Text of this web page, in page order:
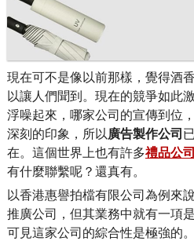
現在可不是像以前那樣，覺得酒
以讓人們聞到。現在的競爭如此
浮噪起來，哪家公司的宣傳到位
深刻的印象，所以 廣告製作公司
在。這個世界上也有許多禮品公司
有什麼聯繫呢？還真有。
以香港惠譽拍檔有限公司為例來
推廣公司，但其業務中就有一項
可見這家公司的綜合性是極強的